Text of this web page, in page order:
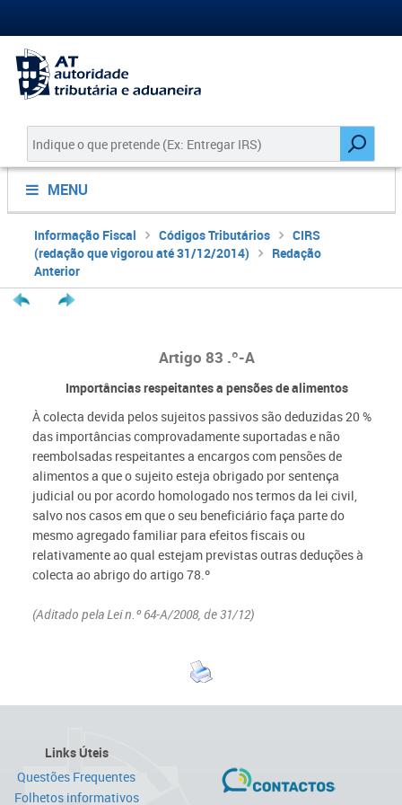
MENU
Informação Fiscal Códigos Tributários
CIRS
(redação que vigorou até 31/12/2014)
Redação
Anterior
Artigo 83 .º-A
Importâncias respeitantes a pensões de alimentos
À colecta devida pelos sujeitos passivos são deduzidas 20 %
das importâncias comprovadamente suportadas e não
reembolsadas respeitantes a encargos com pensões de
alimentos a que o sujeito esteja obrigado por sentença
judicial ou por acordo homologado nos termos da lei civil,
salvo nos casos em que o seu beneficiário faça parte do
mesmo agregado familiar para efeitos fiscais ou
relativamente ao qual estejam previstas outras deduções à
colecta ao abrigo do artigo 78.º
(Aditado pela Lei n.º 64-A/2008, de 31/12)
Links Úteis
Questões Frequentes
Folhetos informativos